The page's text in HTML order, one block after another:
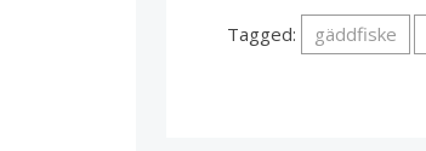
Tagged: gäddfiske